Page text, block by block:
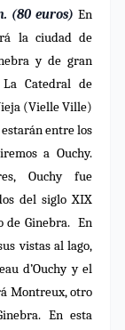
(80 euros) En
la ciudad de
y de gran
Catedral de
(Vielle Ville)
entre los
a Ouchy.
Ouchy fue
del siglo XIX
de Ginebra. En
vistas al lago,
d’Ouchy y el
Montreux, otro
En esta